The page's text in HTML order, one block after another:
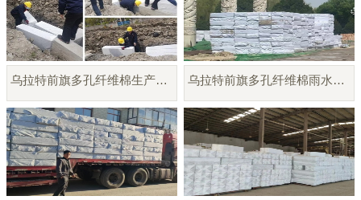
乌拉特前旗多孔纤维棉生产供应 乌拉特前旗多孔纤维棉雨水调蓄模块